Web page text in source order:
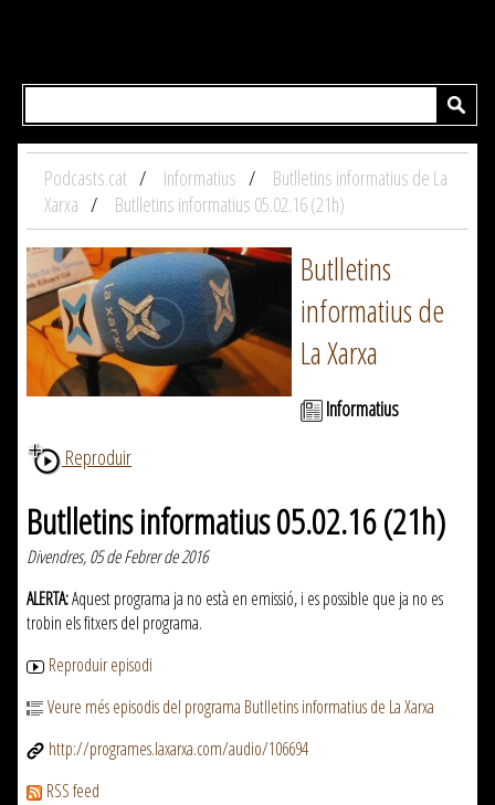
Podcasts.cat Informatius
Butlletins informatius de La
Xarxa
Butlletins informatius 05.02.16 (21h)
Butlletins
informatius de
La Xarxa
Informatius
Reproduir
Butlletins informatius 05.02.16 (21h)
Divendres, 05 de Febrer de 2016
ALERTA:Aquest programa ja no està en emissió, i es possible que ja no es
trobin els fitxers del programa.
Reproduir episodi
Veure més episodis del programa Butlletins informatius de La Xarxa
http://programes.laxarxa.com/audio/106694
RSS feed